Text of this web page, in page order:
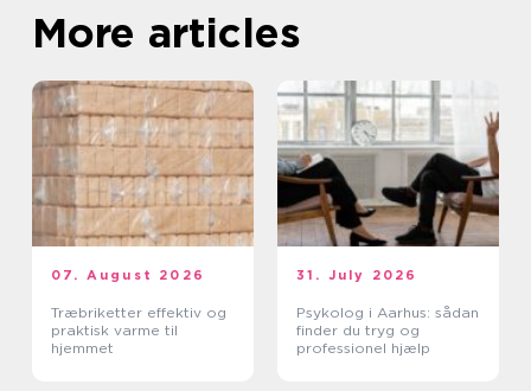
More articles
07. August 2026
Træbriketter effektiv og
praktisk varme til
hjemmet
31. July 2026
Psykolog i Aarhus: sådan
finder du tryg og
professionel hjælp